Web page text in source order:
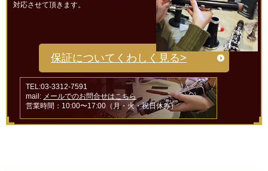
対応させて頂きます。
保証についてくわしく見る>
TEL:03-3312-7591
mail: メールでのお問合せはこちら
営業時間：10:00〜17:00（月・火・祝日休み）